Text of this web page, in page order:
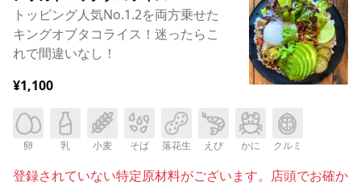
トッピング人気No.1.2を両方乗せた
キングオブタコライス！迷ったらこ
れで間違いなし！
¥1,100
卵 乳 小麦 そば 落花生 えび かに クルミ
登録されていない特定原材料がございます。店頭でお確か